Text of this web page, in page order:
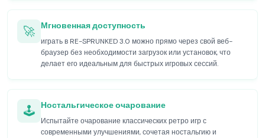
🚀 Мгновенная доступность
играть в RE-SPRUNKED 3.0 можно прямо через свой веб-
браузер без необходимости загрузок или установок, что
делает его идеальным для быстрых игровых сессий.
🕹️ Ностальгическое очарование
Испытайте очарование классических ретро игр с
современными улучшениями, сочетая ностальгию и